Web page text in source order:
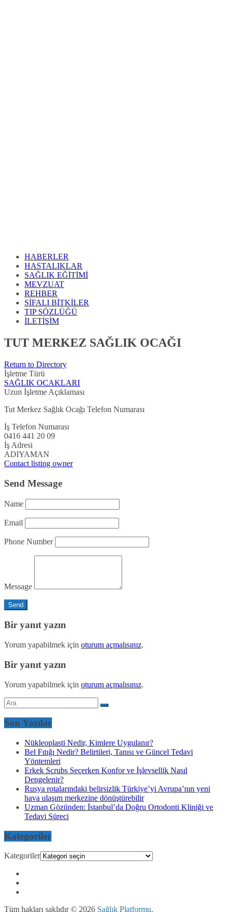
HABERLER
HASTALIKLAR
SAĞLIK EĞİTİMİ
MEVZUAT
REHBER
SİFALI BİTKİLER
TIP SÖZLÜĞÜ
İLETİŞİM
TUT MERKEZ SAĞLIK OCAĞI
Return to Directory
İşletme Türü
SAĞLIK OCAKLARI
Uzun İşletme Açıklaması
Tut Merkez Sağlık Ocağı Telefon Numarası
İş Telefon Numarası
0416 441 20 09
İş Adresi
ADIYAMAN
Contact listing owner
Send Message
Name
Email
Phone Number
Message
Bir yanıt yazın
Yorum yapabilmek için oturum açmalısınız.
Bir yanıt yazın
Yorum yapabilmek için oturum açmalısınız.
Son Yazılar
Nükleoplasti Nedir, Kimlere Uygulanır?
Bel Fıtığı Nedir? Belirtileri, Tanısı ve Güncel Tedavi
Yöntemleri
Erkek Scrubs Seçerken Konfor ve İşlevsellik Nasıl
Dengelenir?
Rusya rotalarındaki belirsizlik Türkiye’yi Avrupa’nın yeni
hava ulaşım merkezine dönüştürebilir
Uzman Gözünden: İstanbul’da Doğru Ortodonti Kliniği ve
Tedavi Süreci
Kategoriler
Kategoriler
Tüm hakları saklıdır © 2026 Sağlık Platformu.